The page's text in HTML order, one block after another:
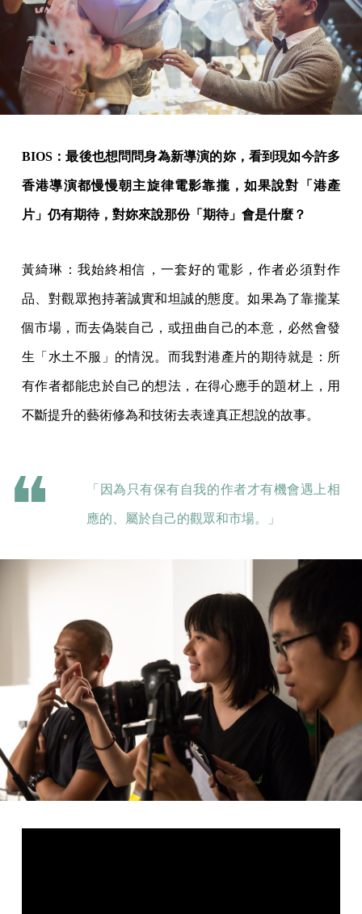
BIOS：最後也想問問身為新導演的妳，看到現如今許多
香港導演都慢慢朝主旋律電影靠攏，如果說對「港產
片」仍有期待，對妳來說那份「期待」會是什麼？
黃綺琳：我始終相信，一套好的電影，作者必須對作
品、對觀眾抱持著誠實和坦誠的態度。如果為了靠攏某
個市場，而去偽裝自己，或扭曲自己的本意，必然會發
生「水土不服」的情況。而我對港產片的期待就是：所
有作者都能忠於自己的想法，在得心應手的題材上，用
不斷提升的藝術修為和技術去表達真正想說的故事。
「因為只有保有自我的作者才有機會遇上相
應的、屬於自己的觀眾和市場。」